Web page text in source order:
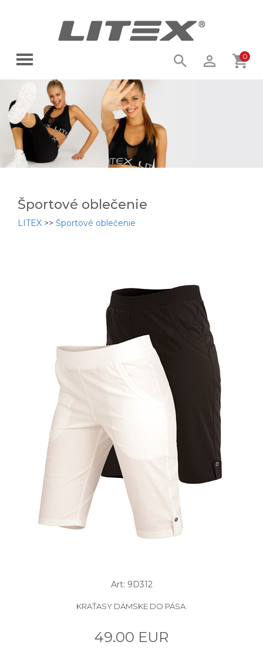
0
Športové oblečenie
LITEX >> Športové oblečenie
Art: 9D312
KRAŤASY DÁMSKE DO PÁSA.
49.00 EUR